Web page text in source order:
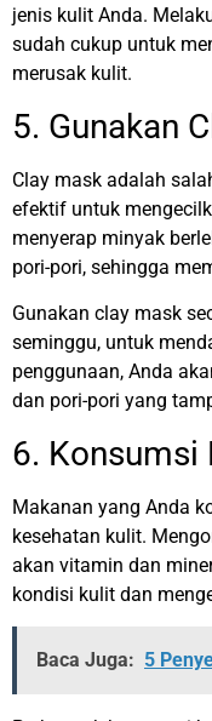
jenis kulit Anda.
sudah cukup untuk
merusak kulit.
5. Gunakan
Clay mask adalah
efektif untuk
menyerap minyak
pori-pori, sehingga
Gunakan clay mask
seminggu, untuk
penggunaan, Anda
dan pori-pori yang
6. Konsumsi
Makanan yang Anda
kesehatan kulit.
akan vitamin dan
kondisi kulit dan
Baca Juga: 5